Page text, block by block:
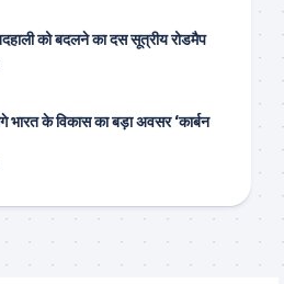
को बदलने का दस सूत्रीय रोडमैप
भारत के विकास का बड़ा अवसर ‘कार्बन